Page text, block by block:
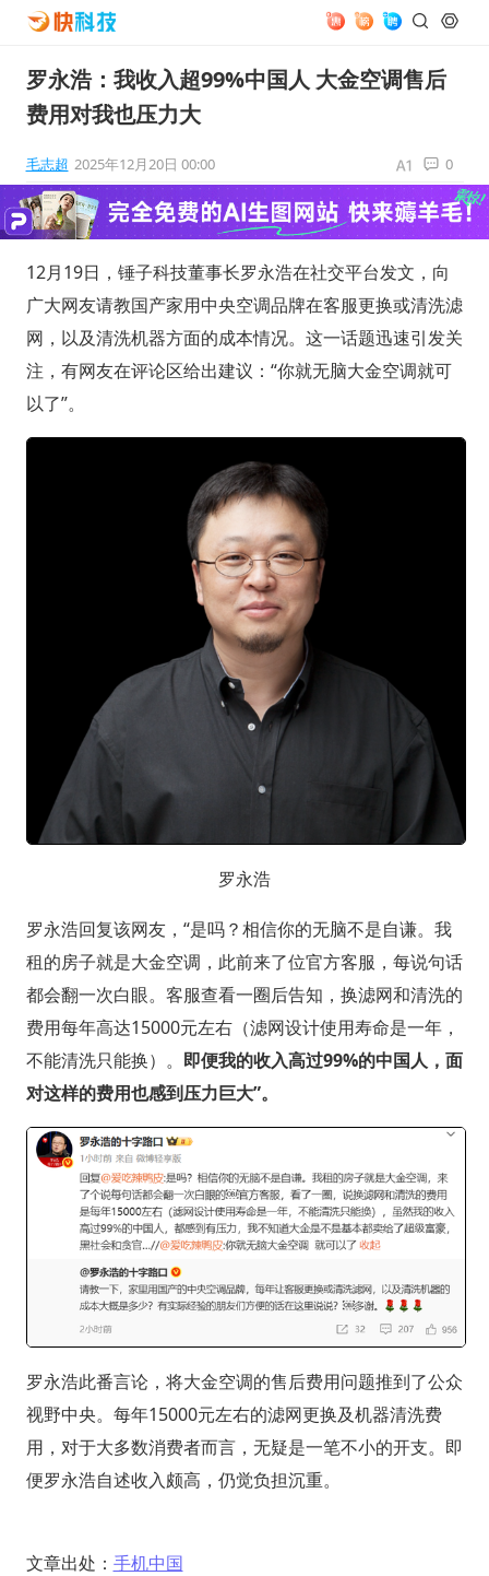
罗永浩：我收入超99%中国人 大金空调售后
费用对我也压力大
毛志超 2025年12月20日 00:00 0
12月19日，锤子科技董事长罗永浩在社交平台发文，向
广大网友请教国产家用中央空调品牌在客服更换或清洗滤
网，以及清洗机器方面的成本情况。这一话题迅速引发关
注，有网友在评论区给出建议：“你就无脑大金空调就可
以了”。
罗永浩
罗永浩回复该网友，“是吗？相信你的无脑不是自谦。我
租的房子就是大金空调，此前来了位官方客服，每说句话
都会翻一次白眼。客服查看一圈后告知，换滤网和清洗的
费用每年高达15000元左右（滤网设计使用寿命是一年，
不能清洗只能换）。 即便我的收入高过99%的中国人，面
对这样的费用也感到压力巨大”。
罗永浩此番言论，将大金空调的售后费用问题推到了公众
视野中央。每年15000元左右的滤网更换及机器清洗费
用，对于大多数消费者而言，无疑是一笔不小的开支。即
便罗永浩自述收入颇高，仍觉负担沉重。
文章出处： 手机中国